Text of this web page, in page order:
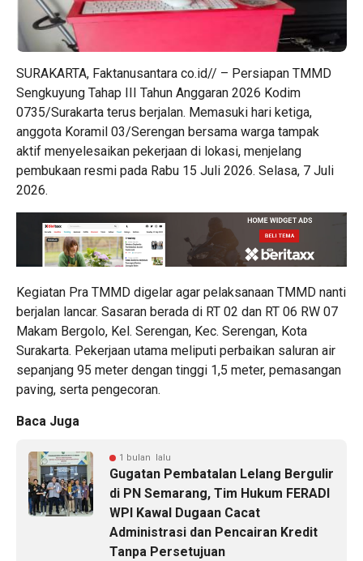
SURAKARTA, Faktanusantara co.id// – Persiapan TMMD
Sengkuyung Tahap III Tahun Anggaran 2026 Kodim
0735/Surakarta terus berjalan. Memasuki hari ketiga,
anggota Koramil 03/Serengan bersama warga tampak
aktif menyelesaikan pekerjaan di lokasi, menjelang
pembukaan resmi pada Rabu 15 Juli 2026. Selasa, 7 Juli
2026.
Kegiatan Pra TMMD digelar agar pelaksanaan TMMD nanti
berjalan lancar. Sasaran berada di RT 02 dan RT 06 RW 07
Makam Bergolo, Kel. Serengan, Kec. Serengan, Kota
Surakarta. Pekerjaan utama meliputi perbaikan saluran air
sepanjang 95 meter dengan tinggi 1,5 meter, pemasangan
paving, serta pengecoran.
Baca Juga
1 bulan lalu
Gugatan Pembatalan Lelang Bergulir
di PN Semarang, Tim Hukum FERADI
WPI Kawal Dugaan Cacat
Administrasi dan Pencairan Kredit
Tanpa Persetujuan